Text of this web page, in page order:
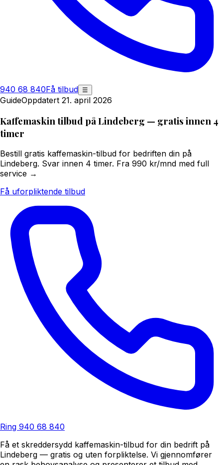
940 68 840Få tilbud ☰
GuideOppdatert 21. april 2026
Kaffemaskin tilbud på Lindeberg — gratis innen 4
timer
Bestill gratis kaffemaskin-tilbud for bedriften din på
Lindeberg. Svar innen 4 timer. Fra 990 kr/mnd med full
service →
Få uforpliktende tilbud
Ring 940 68 840
Få et skreddersydd kaffemaskin-tilbud for din bedrift på
Lindeberg — gratis og uten forpliktelse. Vi gjennomfører